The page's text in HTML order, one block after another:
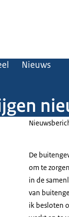
Nieuws
De
om te
in de
van
ik besloten